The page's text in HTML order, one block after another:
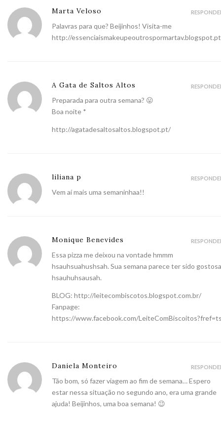
Marta Veloso
Palavras para que? Beijinhos! Visita-me
http://
A Gata de Saltos Altos
Preparada para outra semana? 😛
Boa noite *
http://agatadesaltosaltos.blogspot.pt/
liliana p
Vem aí mais uma semaninhaa!!
Monique Benevides
Essa pizza me deixou na vontade hmmm
hsauhsuahushsah. Sua semana parece ter sido gostosa
hsauhuhsausah.
BLOG: http://leitecombiscotos.blogspot.com.br/
Fanpage:
https://www.facebook.com/
Daniela Monteiro
Tão bom, só fazer viagem ao fim de semana… Espero
estar nessa situação no segundo ano, era uma grande
ajuda! Beijinhos, uma boa semana! 😉